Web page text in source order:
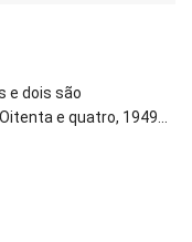
e dois são
e quatro, 1949...